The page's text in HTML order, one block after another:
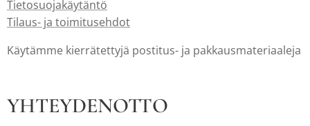
Tietosuojakäytäntö
Tilaus- ja toimitusehdot
Käytämme kierrätettyjä postitus- ja pakkausmateriaaleja
YHTEYDENOTTO